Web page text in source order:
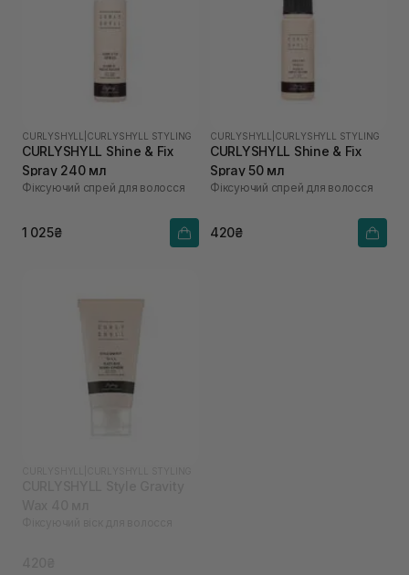
CURLYSHYLL CURLYSHYLL STYLING
CURLYSHYLL Shine & Fix
Spray 240 мл
Фіксуючий спрей для волосся
1 025₴
CURLYSHYLL CURLYSHYLL STYLING
CURLYSHYLL Shine & Fix
Spray 50 мл
Фіксуючий спрей для волосся
420₴